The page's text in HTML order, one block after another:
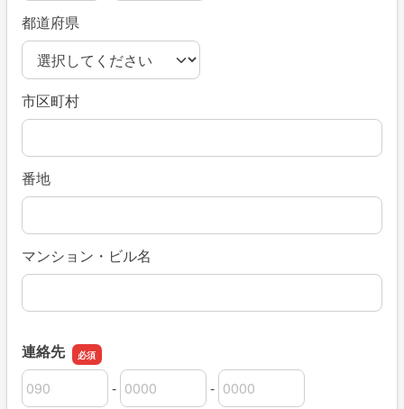
都道府県
市区町村
番地
マンション・ビル名
連絡先
連絡先の市外局番
-
連絡先の市内局番 -
連絡先の加入者番号